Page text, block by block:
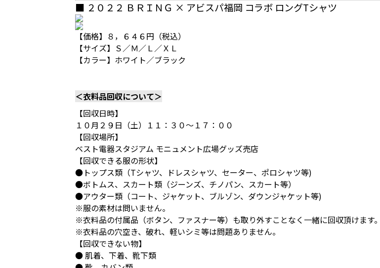
■ ２０２２ ＢＲＩＮＧ × アビスパ福岡 コラボ ロングTシャツ
【価格】８，６４６円（税込）
【サイズ】Ｓ／Ｍ／Ｌ／ＸＬ
【カラー】ホワイト／ブラック
＜衣料品回収について＞
【回収日時】
１０月２９日（土）１１：３０～１７：００
【回収場所】
ベスト電器スタジアム モニュメント広場グッズ売店
【回収できる服の形状】
●トップス類（Tシャツ、ドレスシャツ、セーター、ポロシャツ等)
●ボトムス、スカート類（ジーンズ、チノパン、スカート等）
●アウター類（コート、ジャケット、ブルゾン、ダウンジャケット等)
※服の素材は問いません。
※衣料品の付属品（ボタン、ファスナー等）も取り外すことなく一緒に回収頂けます。
※衣料品の穴空き、破れ、軽いシミ等は問題ありません。
【回収できない物】
● 肌着、下着、靴下類